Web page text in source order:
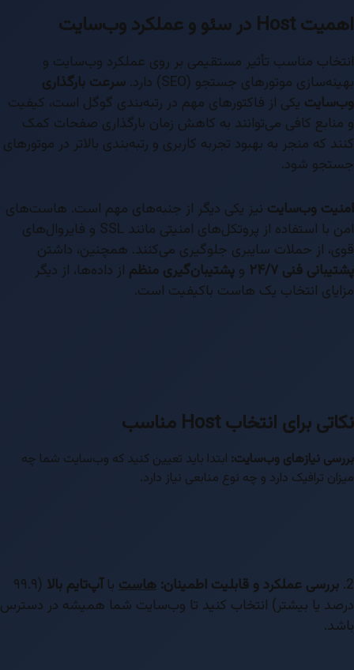
اهمیت Host در سئو و عملکرد وب‌سایت
انتخاب مناسب تأثیر مستقیمی بر روی عملکرد وب‌سایت و
بهینه‌سازی موتورهای جستجو (SEO) دارد.
سرعت بارگذاری
وب‌سایت یکی از فاکتورهای مهم در رتبه‌بندی گوگل است، کیفیت
و منابع کافی می‌توانند به کاهش زمان بارگذاری صفحات کمک
کنند که منجر به بهبود تجربه کاربری و رتبه‌بندی بالاتر در موتورهای
جستجو شود.
امنیت وب‌سایت نیز یکی دیگر از جنبه‌های مهم است. هاست‌های
امن با استفاده از پروتکل‌های امنیتی مانند SSL و فایروال‌های
قوی، از حملات سایبری جلوگیری می‌کنند. همچنین، داشتن
پشتیبانی فنی ۲۴/۷
و پشتیبان‌گیری منظم از داده‌ها، از دیگر
مزایای انتخاب یک هاست باکیفیت است.
نکاتی برای انتخاب Host مناسب
بررسی نیازهای وب‌سایت: ابتدا باید تعیین کنید که وب‌سایت شما چه
میزان ترافیک دارد و چه نوع منابعی نیاز دارد.
2. بررسی عملکرد و قابلیت اطمینان: هاست باآپ‌تایم بالا (۹۹.۹
درصد یا بیشتر) انتخاب کنید تا وب‌سایت شما همیشه در دسترس
باشد.